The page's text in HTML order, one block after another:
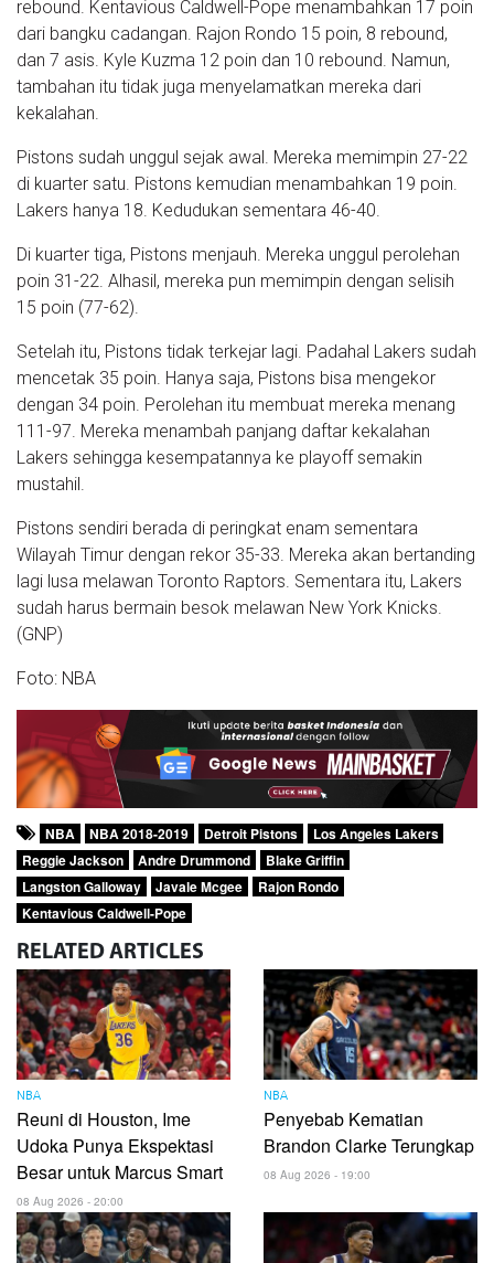
rebound. Kentavious Caldwell-Pope menambahkan 17 poin
dari bangku cadangan. Rajon Rondo 15 poin, 8 rebound,
dan 7 asis. Kyle Kuzma 12 poin dan 10 rebound. Namun,
tambahan itu tidak juga menyelamatkan mereka dari
kekalahan.
Pistons sudah unggul sejak awal. Mereka memimpin 27-22
di kuarter satu. Pistons kemudian menambahkan 19 poin.
Lakers hanya 18. Kedudukan sementara 46-40.
Di kuarter tiga, Pistons menjauh. Mereka unggul perolehan
poin 31-22. Alhasil, mereka pun memimpin dengan selisih
15 poin (77-62).
Setelah itu, Pistons tidak terkejar lagi. Padahal Lakers sudah
mencetak 35 poin. Hanya saja, Pistons bisa mengekor
dengan 34 poin. Perolehan itu membuat mereka menang
111-97. Mereka menambah panjang daftar kekalahan
Lakers sehingga kesempatannya ke playoff semakin
mustahil.
Pistons sendiri berada di peringkat enam sementara
Wilayah Timur dengan rekor 35-33. Mereka akan bertanding
lagi lusa melawan Toronto Raptors. Sementara itu, Lakers
sudah harus bermain besok melawan New York Knicks.
(GNP)
Foto: NBA
NBA NBA 2018-2019 Detroit Pistons
Los Angeles Lakers
Reggie Jackson
Andre Drummond
Blake Griffin
Langston Galloway
Javale Mcgee
Rajon Rondo
Kentavious Caldwell-Pope
RELATED ARTICLES
NBA
Reuni di Houston, Ime
Udoka Punya Ekspektasi
Besar untuk Marcus Smart
08 Aug 2026 - 20:00
NBA
Penyebab Kematian
Brandon Clarke Terungkap
08 Aug 2026 - 19:00